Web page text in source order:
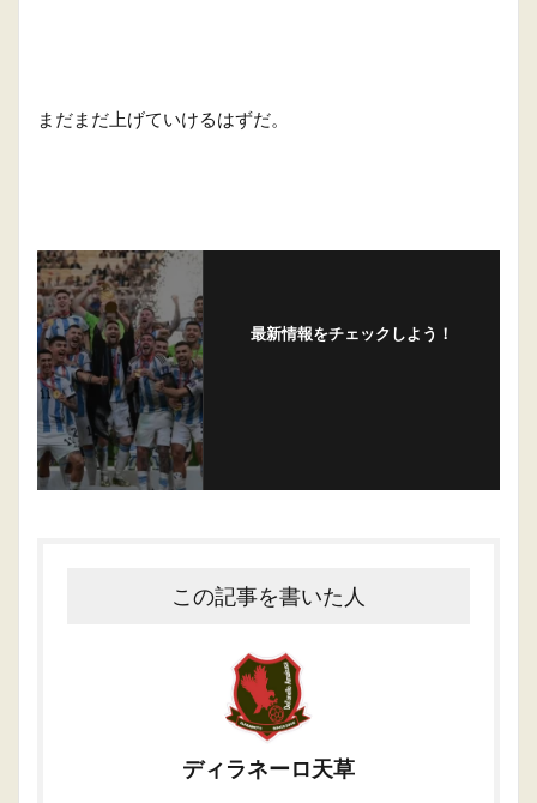
まだまだ上げていけるはずだ。
最新情報をチェックしよう！
この記事を書いた人
ディラネーロ天草